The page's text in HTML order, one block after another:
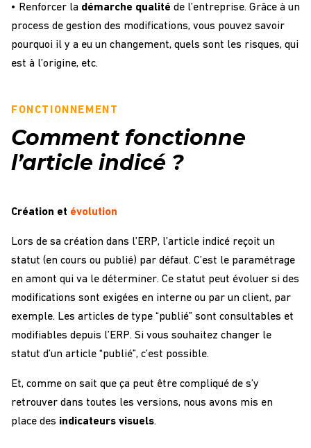
• Renforcer la démarche qualité de l’entreprise. Grâce à un
process de gestion des modifications, vous pouvez savoir
pourquoi il y a eu un changement, quels sont les risques, qui
est à l’origine, etc.
FONCTIONNEMENT
Comment fonctionne
l’article indicé ?
Création et évolution
Lors de sa création dans l’ERP, l’article indicé reçoit un
statut (en cours ou publié) par défaut. C’est le paramétrage
en amont qui va le déterminer. Ce statut peut évoluer si des
modifications sont exigées en interne ou par un client, par
exemple. Les articles de type “publié” sont consultables et
modifiables depuis l’ERP. Si vous souhaitez changer le
statut d’un article “publié”, c’est possible.
Et, comme on sait que ça peut être compliqué de s’y
retrouver dans toutes les versions, nous avons mis en
place des indicateurs visuels.